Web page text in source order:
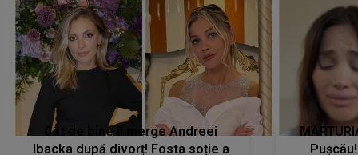
Cât de bine îi merge Andreei
Ibacka după divorț! Fosta soție a